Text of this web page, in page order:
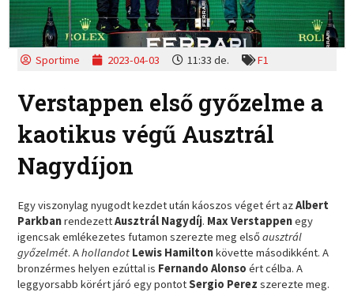
Sportime 2023-04-03 11:33 de. F1
Verstappen első győzelme a
kaotikus végű Ausztrál
Nagydíjon
Egy viszonylag nyugodt kezdet után káoszos véget ért azAlbert
ParkbanrendezettAusztrál Nagydíj. Max Verstappenegy
igencsak emlékezetes futamon szerezte meg elsőausztrál
győzelmét. Ahollandot Lewis Hamiltonkövette másodikként. A
bronzérmes helyen ezúttal is Fernando Alonso ért célba. A
leggyorsabb körért járó egy pontotSergio Perez szerezte meg.